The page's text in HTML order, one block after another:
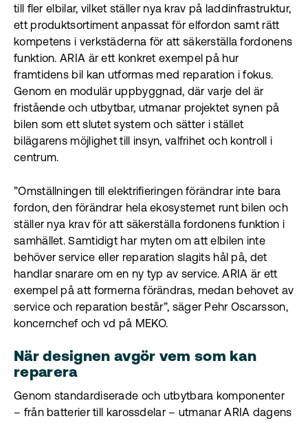
till fler elbilar, vilket ställer nya krav på laddinfrastruktur,
ett produktsortiment anpassat för elfordon samt rätt
kompetens i verkstäderna för att säkerställa fordonens
funktion. ARIA är ett konkret exempel på hur
framtidens bil kan utformas med reparation i fokus.
Genom en modulär uppbyggnad, där varje del är
fristående och utbytbar, utmanar projektet synen på
bilen som ett slutet system och sätter i stället
bilägarens möjlighet till insyn, valfrihet och kontroll i
centrum.
”Omställningen till elektrifieringen förändrar inte bara
fordon, den förändrar hela ekosystemet runt bilen och
ställer nya krav för att säkerställa fordonens funktion i
samhället. Samtidigt har myten om att elbilen inte
behöver service eller reparation slagits hål på, det
handlar snarare om en ny typ av service. ARIA är ett
exempel på att formerna förändras, medan behovet av
service och reparation består”, säger Pehr Oscarsson,
koncernchef och vd på MEKO.
När designen avgör vem som kan
reparera
Genom standardiserade och utbytbara komponenter
– från batterier till karossdelar – utmanar ARIA dagens